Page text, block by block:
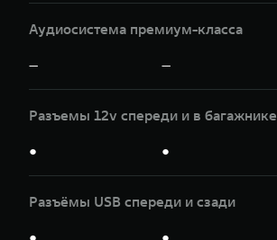
Аудиосистема премиум-класса
— —
Разъемы 12v спереди и в багажнике
● ●
Разъёмы USB спереди и сзади